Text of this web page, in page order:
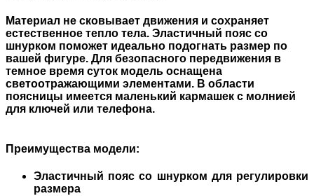
Материал не сковывает движения и сохраняет
естественное тепло тела. Эластичный пояс со
шнурком поможет идеально подогнать размер по
вашей фигуре. Для безопасного передвижения в
темное время суток модель оснащена
светоотражающими элементами. В области
поясницы имеется маленький кармашек с молнией
для ключей или телефона.
Преимущества модели:
Эластичный пояс со шнурком для регулировки
размера